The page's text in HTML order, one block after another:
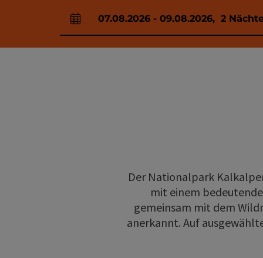
An- und Abreisefelder
07.08.2026 - 09.08.2026, 2
Der Nationalpark
mit einem
gemeinsam mit dem
anerkannt. Auf